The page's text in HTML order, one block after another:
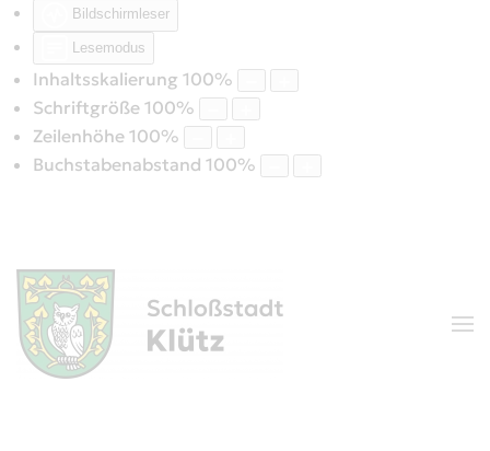
Bildschirmleser
Lesemodus
Inhaltsskalierung 100%
Schriftgröße 100%
Zeilenhöhe 100%
Buchstabenabstand 100%